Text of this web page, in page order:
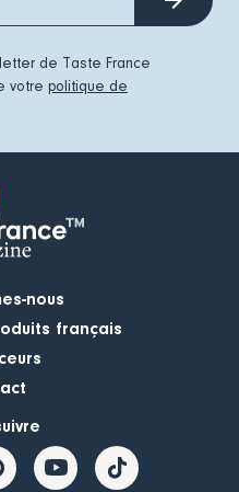
de Taste France
votre politique de
nous
français